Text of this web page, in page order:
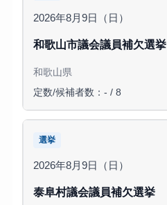
2026年8月9日（日）
和歌山市議会議員補欠選挙
和歌山県
定数/候補者数：- / 8
選挙
2026年8月9日（日）
泰阜村議会議員補欠選挙